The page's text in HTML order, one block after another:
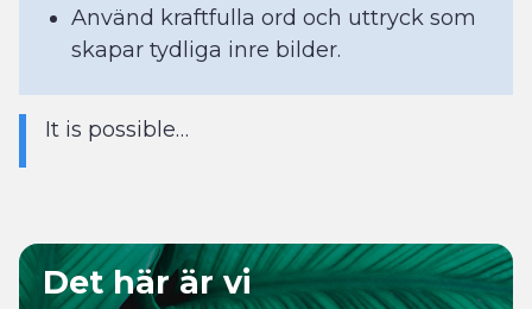
Använd kraftfulla ord och uttryck som
skapar tydliga inre bilder.
It is possible…
Det här är vi